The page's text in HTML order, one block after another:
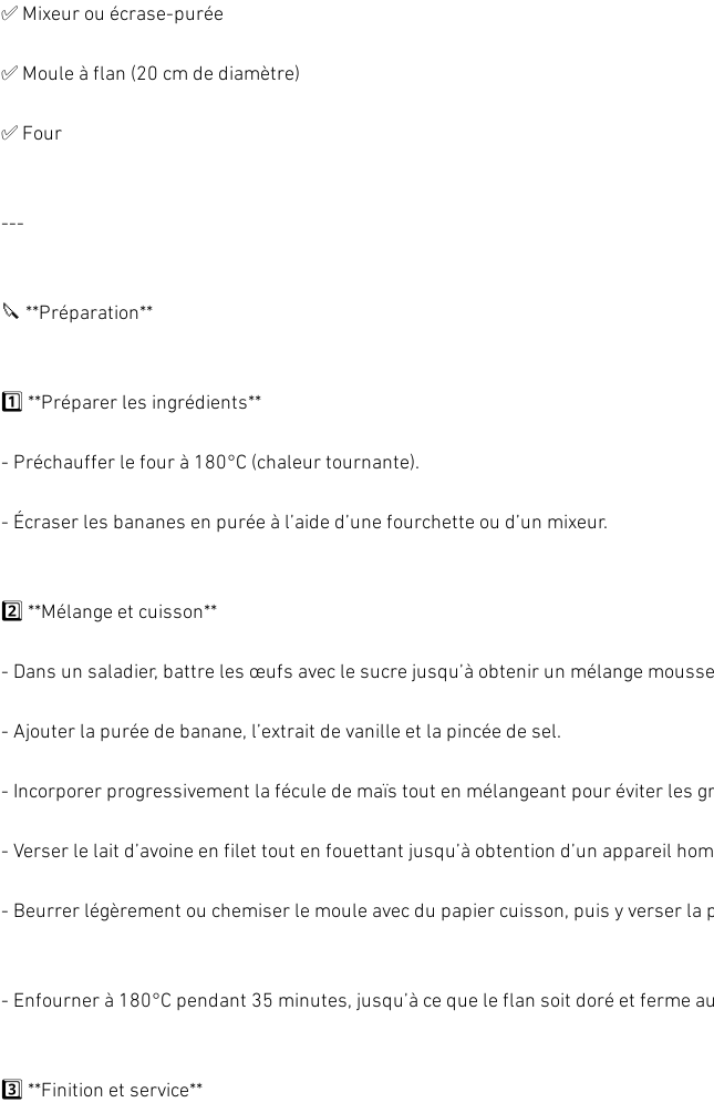
✅ Mixeur ou écrase-purée
✅ Moule à flan (20 cm de diamètre)
✅ Four
---
🔪 **Préparation**
1️⃣ **Préparer les ingrédients**
- Préchauffer le four à 180°C (chaleur tournante).
- Écraser les bananes en purée à l’aide d’une fourchette ou d’un mixeur.
2️⃣ **Mélange et cuisson**
- Dans un saladier, battre les œufs avec le sucre jusqu’à obtenir un mélange
- Ajouter la purée de banane, l’extrait de vanille et la pincée de sel.
- Incorporer progressivement la fécule de maïs tout en mélangeant pour éviter les
- Verser le lait d’avoine en filet tout en fouettant jusqu’à obtention d’un appareil
- Beurrer légèrement ou chemiser le moule avec du papier cuisson, puis y verser la
- Enfourner à 180°C pendant 35 minutes, jusqu’à ce que le flan soit doré et ferme
3️⃣ **Finition et service**